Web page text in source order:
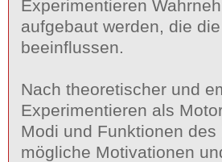
Experimentieren
aufgebaut werden, die
beeinflussen.
Nach theoretischer und
Experimentieren als
Modi und Funktionen
mögliche Motivationen